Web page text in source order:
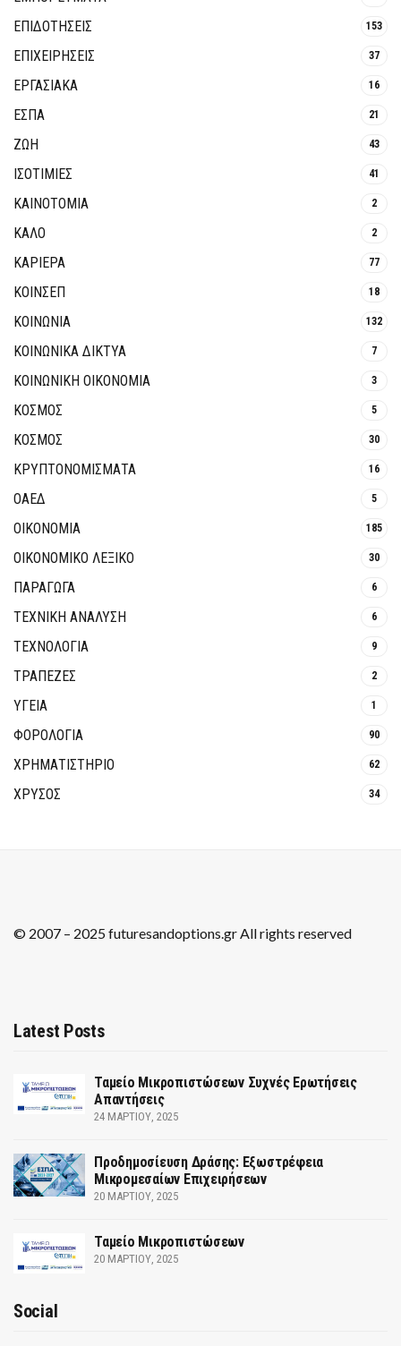
ΕΠΙΔΟΤΗΣΕΙΣ 153
ΕΠΙΧΕΙΡΗΣΕΙΣ 37
ΕΡΓΑΣΙΑΚΑ 16
ΕΣΠΑ 21
ΖΩΗ 43
ΙΣΟΤΙΜΙΕΣ 41
ΚΑΙΝΟΤΟΜΊΑ 2
ΚΑΛΟ 2
ΚΑΡΙΕΡΑ 77
ΚΟΙΝΣΕΠ 18
ΚΟΙΝΩΝΙΑ 132
ΚΟΙΝΩΝΙΚΆ ΔΊΚΤΥΑ 7
ΚΟΙΝΩΝΙΚΉ ΟΙΚΟΝΟΜΊΑ 3
ΚΟΣΜΟΣ 5
ΚΟΣΜΟΣ 30
ΚΡΥΠΤΟΝΟΜΊΣΜΑΤΑ 16
ΟΑΕΔ 5
ΟΙΚΟΝΟΜΙΑ 185
ΟΙΚΟΝΟΜΙΚΟ ΛΕΞΙΚΟ 30
ΠΑΡΑΓΩΓΑ 6
ΤΕΧΝΙΚΗ ΑΝΑΛΥΣΗ 6
ΤΕΧΝΟΛΟΓΙΑ 9
ΤΡΆΠΕΖΕΣ 2
ΥΓΕΙΑ 1
ΦΟΡΟΛΟΓΙΑ 90
ΧΡΗΜΑΤΙΣΤΗΡΙΟ 62
ΧΡΥΣΟΣ 34
© 2007 – 2025 futuresandoptions.gr All rights reserved
Latest Posts
Ταμείο Μικροπιστώσεων Συχνές Ερωτήσεις
Απαντήσεις
24 ΜΑΡΤΊΟΥ, 2025
Προδημοσίευση Δράσης: Εξωστρέφεια
Μικρομεσαίων Επιχειρήσεων
20 ΜΑΡΤΊΟΥ, 2025
Ταμείο Μικροπιστώσεων
20 ΜΑΡΤΊΟΥ, 2025
Social